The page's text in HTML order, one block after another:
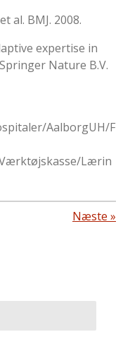
al. BMJ. 2008.
expertise in
Nature B.V.
AalborgUH/F
Lærin
Næste »